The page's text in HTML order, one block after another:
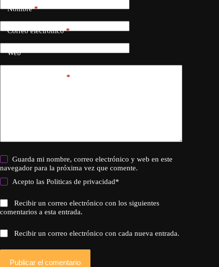
Nombre*
Correo electrónico*
Web
*
Guarda mi nombre, correo electrónico y web en este
navegador para la próxima vez que comente.
Acepto lasPoliticas de privacidad*
Recibir un correo electrónico con los siguientes
comentarios a esta entrada.
Recibir un correo electrónico con cada nueva entrada.
Publicar el comentario